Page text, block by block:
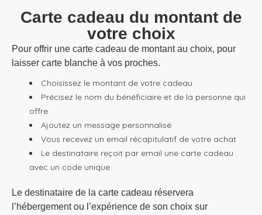
Carte cadeau du montant de
votre choix
Pour offrir une carte cadeau de montant au choix, pour
laisser carte blanche à vos proches.
Choisissez le montant de votre cadeau
Précisez le nom du bénéficiaire et de la personne qui
offre
Ajoutez un message personnalisé
Vous recevez un email récapitulatif de votre achat
Le destinataire reçoit par email une carte cadeau
avec un code unique
Le destinataire de la carte cadeau réservera
l’hébergement ou l’expérience de son choix sur